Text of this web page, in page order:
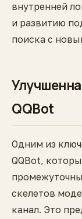
внутренней
и развитию
поиска с
QQBot
Одним из
QQBot,
скелетов
канал. Это